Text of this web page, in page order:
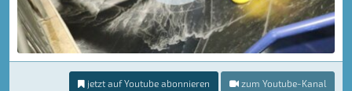
jetzt auf Youtube abonnieren zum Youtube-Kanal